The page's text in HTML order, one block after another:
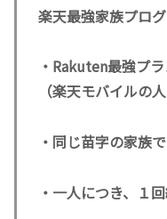
楽天最強家族プログ
・Rakuten最強プ
（楽天モバイルの
・同じ苗字の家族
・一人につき、１